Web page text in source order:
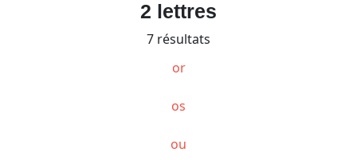
2 lettres
7 résultats
or
os
ou